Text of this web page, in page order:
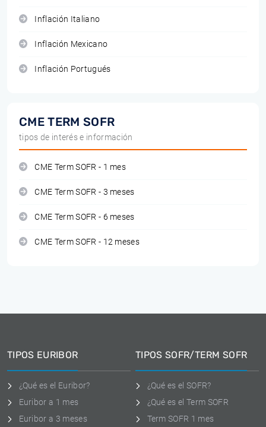
Inflación Italiano
Inflación Mexicano
Inflación Portugués
CME TERM SOFR
tipos de interés e información
CME Term SOFR - 1 mes
CME Term SOFR - 3 meses
CME Term SOFR - 6 meses
CME Term SOFR - 12 meses
TIPOS EURIBOR
¿Qué es el Euribor?
Euribor a 1 mes
Euribor a 3 meses
TIPOS SOFR/TERM SOFR
¿Qué es el SOFR?
¿Qué es el Term SOFR
Term SOFR 1 mes